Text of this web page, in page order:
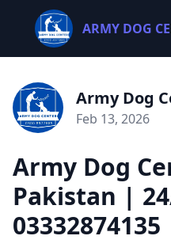
ARMY DOG
Army Dog
Feb 13, 2026
Army Dog
Pakistan |
03332874135